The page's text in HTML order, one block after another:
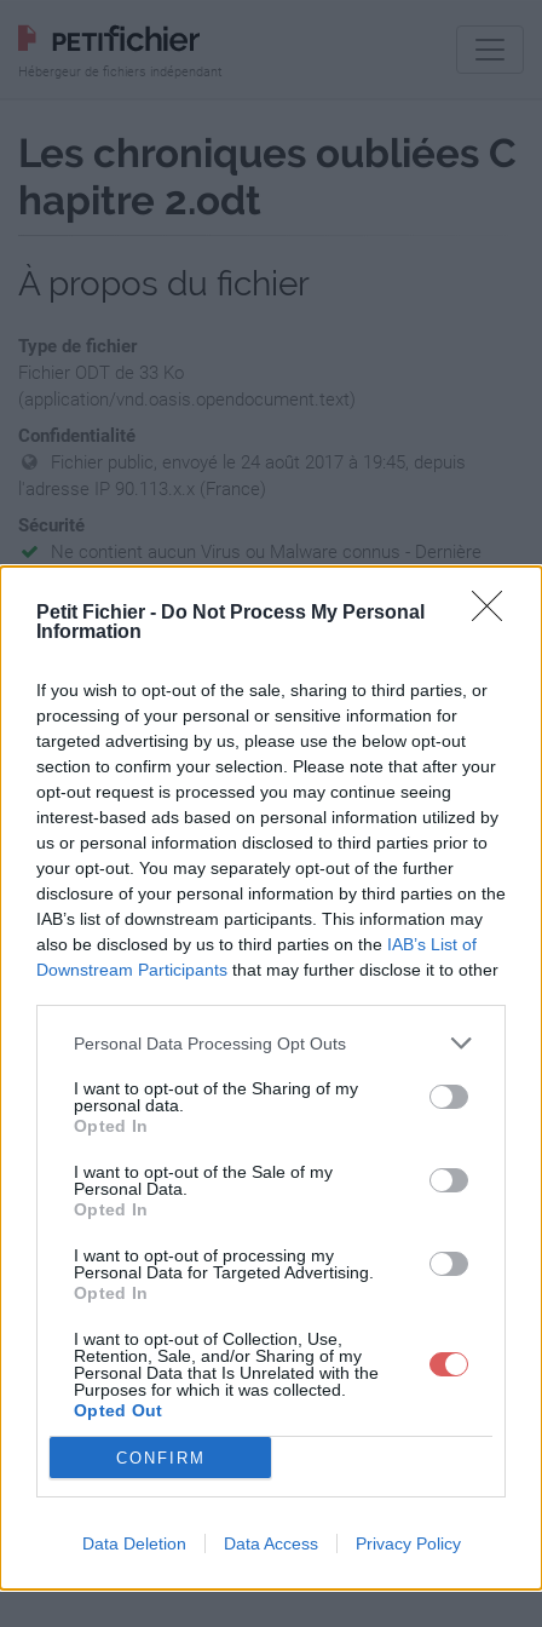
Petit Fichier - Do Not Process My Personal
Information
If you wish to opt-out of the sale, sharing to third parties, or
processing of your personal or sensitive information for
targeted advertising by us, please use the below opt-out
section to confirm your selection. Please note that after your
opt-out request is processed you may continue seeing
interest-based ads based on personal information utilized by
us or personal information disclosed to third parties prior to
your opt-out. You may separately opt-out of the further
disclosure of your personal information by third parties on the
IAB’s list of downstream participants. This information may
also be disclosed by us to third parties on the IAB’s List of
Downstream Participants that may further disclose it to other
Personal Data Processing Opt Outs
I want to opt-out of the Sharing of my
personal data.
Opted In
I want to opt-out of the Sale of my
Personal Data.
Opted In
I want to opt-out of processing my
Personal Data for Targeted Advertising.
Opted In
I want to opt-out of Collection, Use,
Retention, Sale, and/or Sharing of my
Personal Data that Is Unrelated with the
Purposes for which it was collected.
Opted Out
CONFIRM
Data Deletion Data Access Privacy Policy
Hébergeur de fichiers indépendant
Les chroniques oubliées C
hapitre 2.odt
À propos du fichier
Type de fichier
Fichier ODT de 33 Ko
(application/vnd.oasis.opendocument.text)
Confidentialité
Fichier public, envoyé le 24 août 2017 à 19:45, depuis
l'adresse IP 90.113.x.x (France)
Sécurité
Ne contient aucun Virus ou Malware connus - Dernière
Statistiques
La présente page de téléchargement a été vue 959 fois depuis
Page de téléchargement
https://www.petit-fichier.fr/2017/08/24/les-chroniques-oubliees-
chapitre-2/
Copier
Partager le fichier Les
chroniques oubliées Chapitre
2.odt sur le Web et les réseaux
sociaux:
Télécharger le fichier Les chroni
ques oubliées Chapitre 2.odt
Télécharger Les chroniques oublié
es Chapitre 2.odt
Télécharger le fichier (33 Ko)